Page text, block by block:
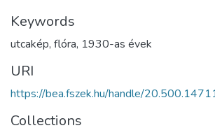
Keywords
utcakép, flóra, 1930-as évek
URI
https://bea.fszek.hu/handle/
Collections